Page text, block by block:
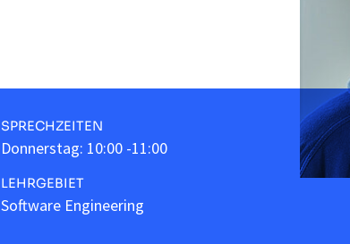
SPRECHZEITEN
Donnerstag: 10:00 -11:00
LEHRGEBIET
Software Engineering